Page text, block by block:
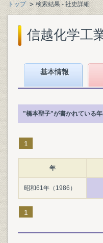
トップ 検索結果 - 社史詳細
信越化学工
基本情報
"橋本聖子"が書かれている年
1
年
昭和61年（1986）
1